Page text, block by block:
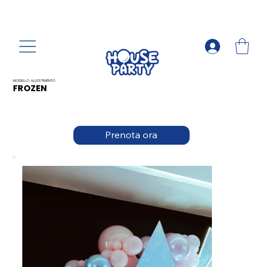
MODELLO ALLESTIMENTO
FROZEN
Prenota ora